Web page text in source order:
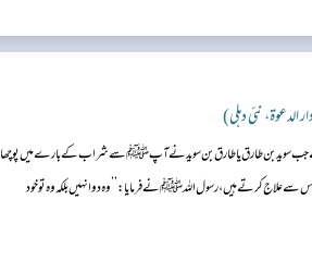
الدعوۃ، نئی دہلی)
جب سویدبن طارق یا طارق بن سوید نے آپﷺ سے شراب کے بارے میں پوچھا
کرتے ہیں، رسول اللہﷺ نے فرمایا: ’’وہ دوا نہیں بلکہ وہ تو خود